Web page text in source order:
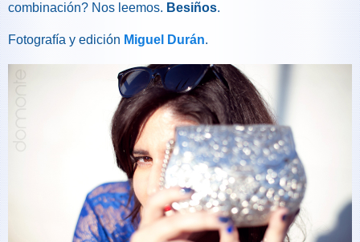
combinación? Nos leemos. Besiños.
Fotografía y edición Miguel Durán.